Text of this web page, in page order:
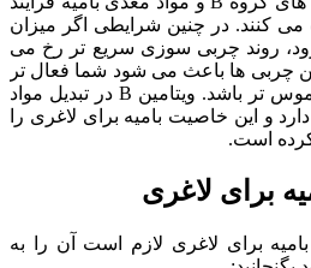
کنند. در چنین شرایطی اگر میزان
روند چربی سوزی سریع تر رخ می
چربی ها باعث می شود شما فعال تر
باشید و کاهش وزن شما ملموس تر باشد. ویتامین B در تبدیل مواد
و این خاصیت بامیه برای لاغری را
کرده است.
برای لاغری
برای لاغری لازم است آن را به